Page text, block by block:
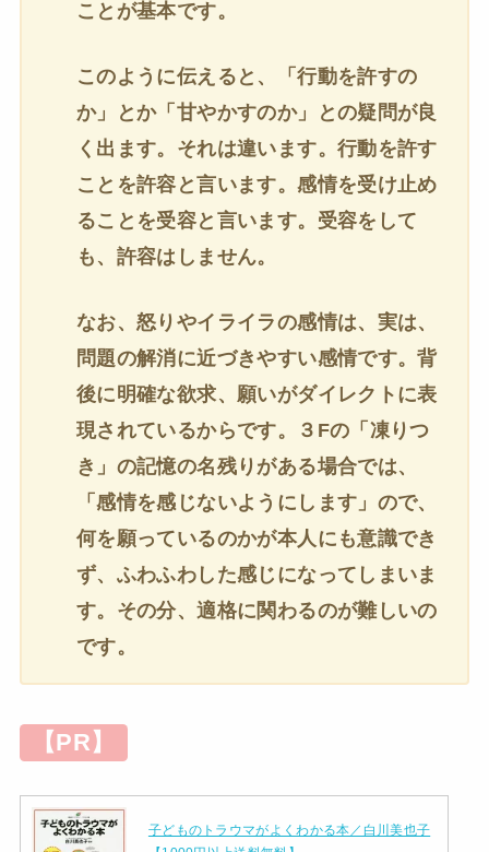
ことが基本です。
このように伝えると、「行動を許すの
か」とか「甘やかすのか」との疑問が良
く出ます。それは違います。行動を許す
ことを許容と言います。感情を受け止め
ることを受容と言います。受容をして
も、許容はしません。
なお、怒りやイライラの感情は、実は、
問題の解消に近づきやすい感情です。背
後に明確な欲求、願いがダイレクトに表
現されているからです。３Fの「凍りつ
き」の記憶の名残りがある場合では、
「感情を感じないようにします」ので、
何を願っているのかが本人にも意識でき
ず、ふわふわした感じになってしまいま
す。その分、適格に関わるのが難しいの
です。
【PR】
子どものトラウマがよくわかる本／白川美也子